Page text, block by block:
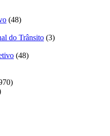
(48)
do Trânsito (3)
(48)